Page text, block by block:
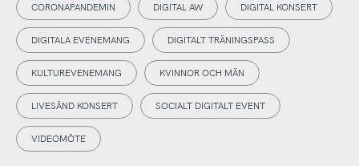
CORONAPANDEMIN DIGITAL AW DIGITAL KONSERT
DIGITALA EVENEMANG DIGITALT TRÄNINGSPASS
KULTUREVENEMANG KVINNOR OCH MÄN
LIVESÄND KONSERT SOCIALT DIGITALT EVENT
VIDEOMÖTE